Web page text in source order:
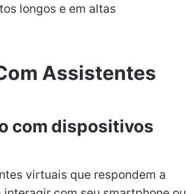
longos e em altas
Assistentes
com dispositivos
virtuais que respondem a